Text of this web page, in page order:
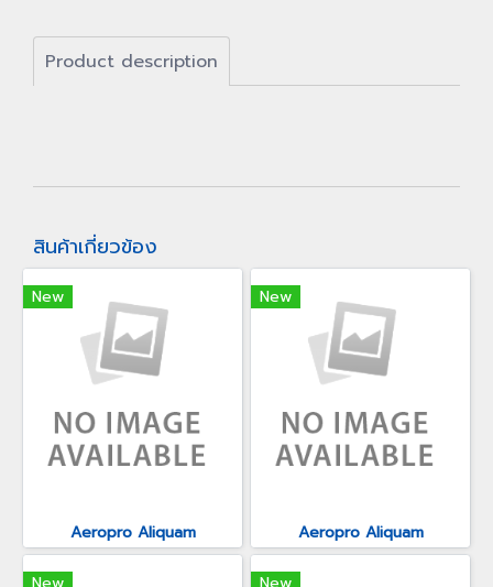
Product description
สินค้าเกี่ยวข้อง
New
Aeropro Aliquam
New
Aeropro Aliquam